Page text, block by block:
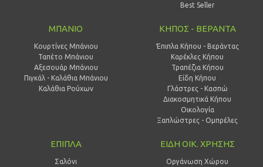
Best Seller
ΜΠΑΝΙΟ
Κουρτίνες Μπάνιου
Ταπέτο Μπάνιου
Αξεσουάρ Μπάνιου
Πιγκάλ - Καλάθια Μπάνιου
Καλάθια Ρούχων
ΚΗΠΟΣ - ΒΕΡΑΝΤΑ
Έπιπλα Κήπου - Βεράντας
Καρέκλες Κήπου
Τραπέζια Κήπου
Είδη Κήπου
Γλάστρες - Κασπώ
Διακοσμητικά Κήπου
Οικολογία
Ξαπλώστρες - Ομπρέλες
ΕΠΙΠΛΑ
Σαλόνι
ΕΙΔΗ ΟΙΚ. ΧΡΗΣΗΣ
Οργάνωση Χώρου